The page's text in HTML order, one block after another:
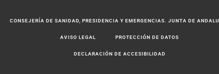
CONSEJERÍA DE SANIDAD, PRESIDENCIA Y EMERGENCIAS. JUNTA DE
AVISO LEGAL PROTECCIÓN DE DATOS
DECLARACIÓN DE ACCESIBILIDAD